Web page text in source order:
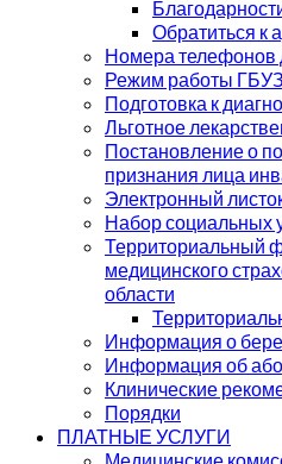
Обратиться к
Номера телефонов
Режим работы
Подготовка к
Льготное
Постановление о
признания лица
Электронный
Набор социальных
Территориальный
медицинского
области
Информация о
Информация об
Клинические
Порядки
ПЛАТНЫЕ УСЛУГИ